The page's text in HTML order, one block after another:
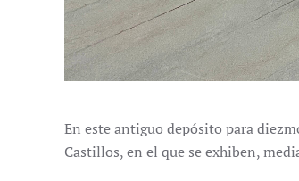
En este antiguo depósito para
Castillos, en el que se exhiben,